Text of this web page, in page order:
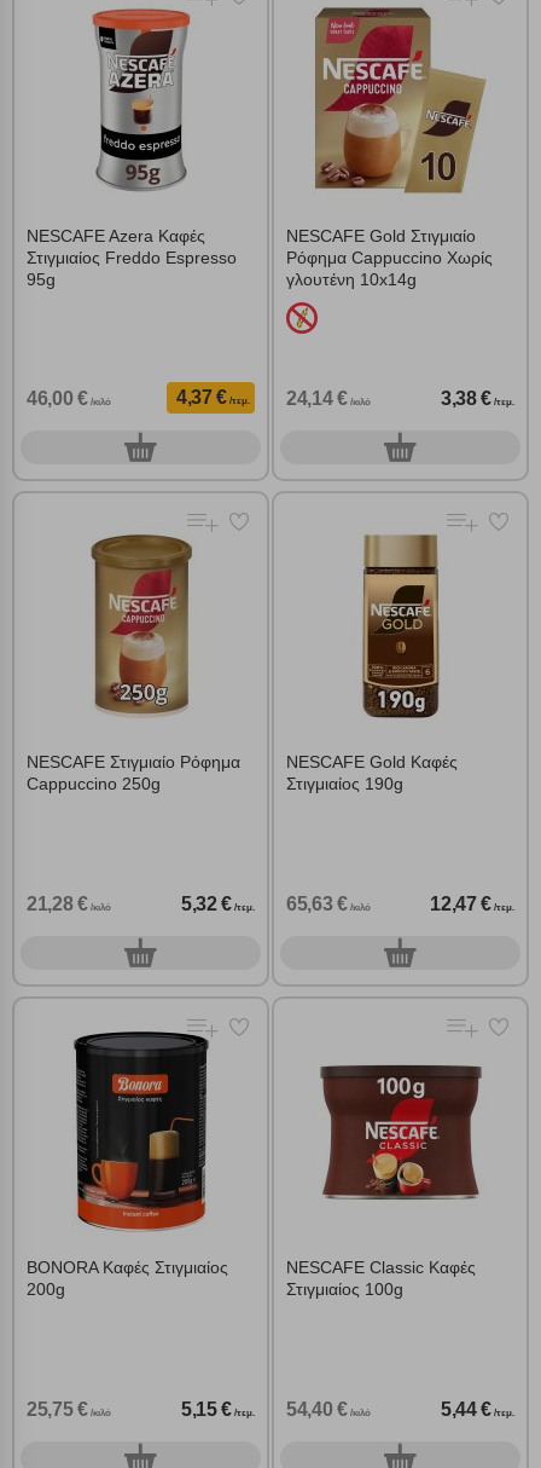
NESCAFE Azera Καφές
Στιγμιαίος Freddo Espresso
95g
46,00 € /κιλό 4,37 € /τεμ.
0τεμ.
NESCAFE Gold Στιγμιαίο
Ρόφημα Cappuccino Χωρίς
γλουτένη 10x14g
24,14 € /κιλό 3,38 € /τεμ.
0τεμ.
NESCAFE Στιγμιαίο Ρόφημα
Cappuccino 250g
21,28 € /κιλό 5,32 € /τεμ.
0τεμ.
NESCAFE Gold Καφές
Στιγμιαίος 190g
65,63 € /κιλό 12,47 € /τεμ.
0τεμ.
BONORA Καφές Στιγμιαίος
200g
25,75 € /κιλό 5,15 € /τεμ.
0τεμ.
NESCAFE Classic Καφές
Στιγμιαίος 100g
54,40 € /κιλό 5,44 € /τεμ.
0τεμ.